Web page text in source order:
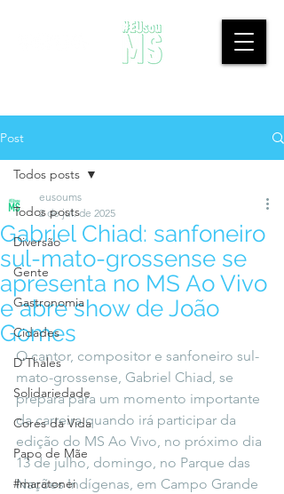
Post
Todos posts
Diversão
Gente
Gastronomia
Cidades
D'Thales
Solidariedade
Cores da Vida
Papo de Mãe
#maratonei
Todos posts
Gabriel Chiad: sanfoneiro
sul-mato-grossense se
apresenta no MS Ao Vivo
e abre show de João
Gomes
eusoums
2 de jul. de 2025
O cantor, compositor e sanfoneiro sul-
mato-grossense, Gabriel Chiad, se
prepara para um momento importante
da carreira quando irá participar da
edição do MS Ao Vivo, no próximo dia
13 de julho, domingo, no Parque das
Nações Indígenas, em Campo Grande